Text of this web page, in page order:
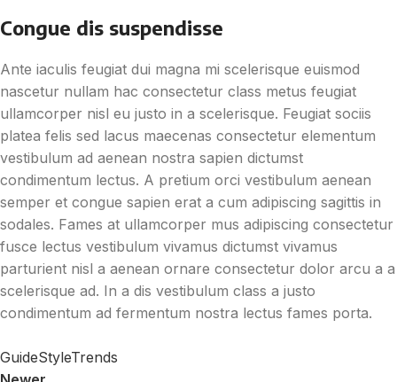
Congue dis suspendisse
Ante iaculis feugiat dui magna mi scelerisque euismod
nascetur nullam hac consectetur class metus feugiat
ullamcorper nisl eu justo in a scelerisque. Feugiat sociis
platea felis sed lacus maecenas consectetur elementum
vestibulum ad aenean nostra sapien dictumst
condimentum lectus. A pretium orci vestibulum aenean
semper et congue sapien erat a cum adipiscing sagittis in
sodales. Fames at ullamcorper mus adipiscing consectetur
fusce lectus vestibulum vivamus dictumst vivamus
parturient nisl a aenean ornare consectetur dolor arcu a a
scelerisque ad. In a dis vestibulum class a justo
condimentum ad fermentum nostra lectus fames porta.
GuideStyleTrends